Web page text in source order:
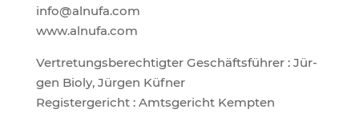
info@alnufa.com
www.alnufa.com
Ver­tre­tungs­be­rech­tig­ter Geschäfts­füh­rer : Jür­
gen Bio­ly, Jür­gen Küf­ner
Regis­ter­ge­richt : Amts­ge­richt Kemp­ten